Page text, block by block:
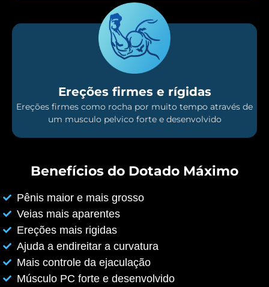
Ereções firmes e rígidas
Ereções firmes como rocha por muito tempo através de
um musculo pelvico forte e desenvolvido
Benefícios do Dotado Máximo
Pênis maior e mais grosso
Veias mais aparentes
Ereções mais rigidas
Ajuda a endireitar a curvatura
Mais controle da ejaculação
Músculo PC forte e desenvolvido